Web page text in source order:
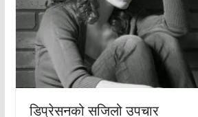
डिप्रेसनको सजिलो उपचार